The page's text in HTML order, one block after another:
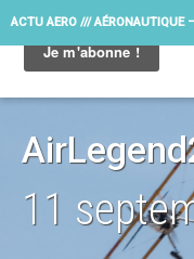
ACTU AERO /// AÉRONAUTIQUE
11